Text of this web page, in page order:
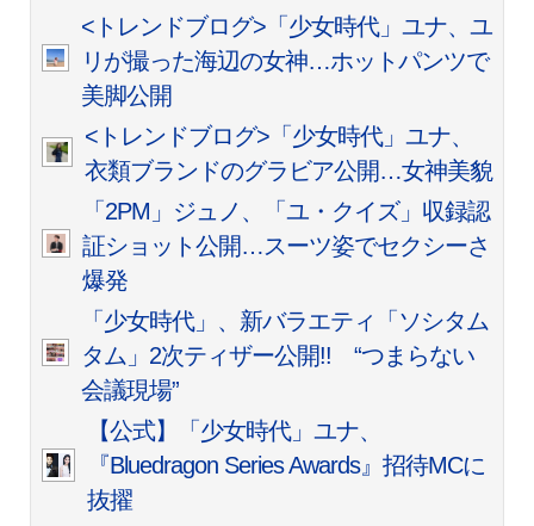
<トレンドブログ>「少女時代」ユナ、ユ
リが撮った海辺の女神…ホットパンツで
美脚公開
<トレンドブログ>「少女時代」ユナ、
衣類ブランドのグラビア公開…女神美貌
「2PM」ジュノ、「ユ・クイズ」収録認
証ショット公開…スーツ姿でセクシーさ
爆発
「少女時代」、新バラエティ「ソシタム
タム」2次ティザー公開!! “つまらない
会議現場”
【公式】「少女時代」ユナ、
『Bluedragon Series Awards』招待MCに
抜擢